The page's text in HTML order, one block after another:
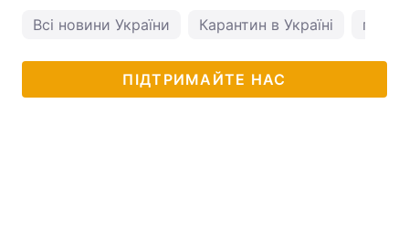
Всі новини України Карантин в Україні
ПІДТРИМАЙТЕ НАС